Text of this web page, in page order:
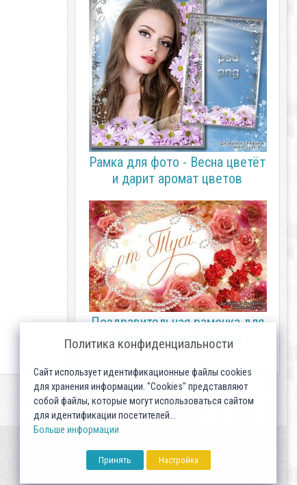
Рамка для фото - Весна цветёт
и дарит аромат цветов
Поздравительная рамочка для
фото – Аромат цветов
Политика конфиденциальности
Сайт использует идентификационные файлы cookies
для хранения информации. "Cookies" представляют
собой файлы, которые могут использоваться сайтом
для идентификации посетителей...
Больше информации
Принять Настройка